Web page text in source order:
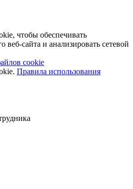
чтобы обеспечивать
веб-сайта и анализировать сетевой
cookie
Правила использования